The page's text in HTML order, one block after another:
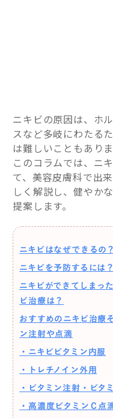
ニキビの原因は、ホ
スなど多岐にわたる
は難しいこともありま
このコラムでは、ニ
て、美容皮膚科で出
しく解説し、健やか
提案します。
ニキビはなぜできるの
ニキビを予防するには？
ニキビができてしまっ
ビ治療は？
おすすめのニキビ治療
ン注射や点滴
・ニキビビタミン内服
・トレチノイン外用
・ビタミン注射・ビタ
・高濃度ビタミンＣ点